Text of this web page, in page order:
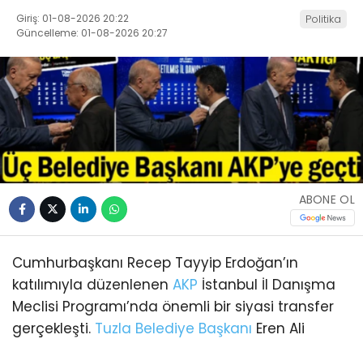
Giriş: 01-08-2026 20:22
Güncelleme: 01-08-2026 20:27
Politika
ABONE OL
Cumhurbaşkanı Recep Tayyip Erdoğan’ın
katılımıyla düzenlenen AKP İstanbul İl Danışma
Meclisi Programı’nda önemli bir siyasi transfer
gerçekleşti. Tuzla Belediye Başkanı Eren Ali